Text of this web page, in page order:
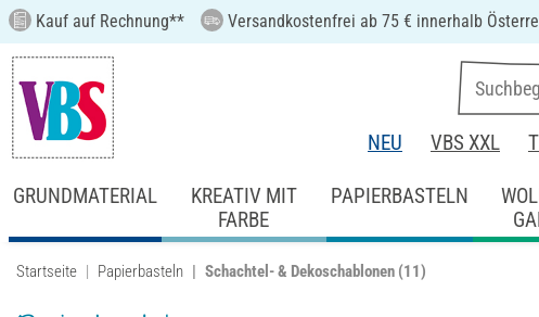
Kauf auf Rechnung** Versandkostenfrei ab 75 € innerhalb
NEU VBS XXL
GRUNDMATERIAL
KREATIV MIT
FARBE
PAPIERBASTELN
Startseite Papierbasteln Schachtel- & Dekoschablonen (11)